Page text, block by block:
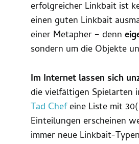
erfolgreicher Linkbait ist
einen guten Linkbait
einer Metapher – denn
sondern um die Objekte
Im Internet lassen sich
die vielfältigen Spielarten
Tad Chefeine Liste mit
Einteilungen erscheinen
immer neue Linkbait-